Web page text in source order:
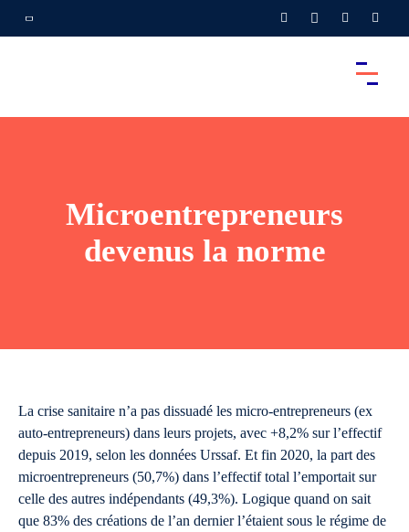
Microentrepreneurs
devenus la norme
La crise sanitaire n’a pas dissuadé les micro-entrepreneurs (ex
auto-entrepreneurs) dans leurs projets, avec +8,2% sur l’effectif
depuis 2019, selon les données Urssaf. Et fin 2020, la part des
microentrepreneurs (50,7%) dans l’effectif total l’emportait sur
celle des autres indépendants (49,3%). Logique quand on sait
que 83% des créations de l’an dernier l’étaient sous le régime de